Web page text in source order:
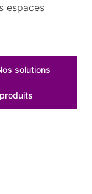
espaces
solutions
produits